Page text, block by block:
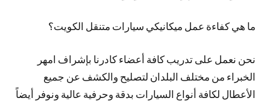
ما هي كفاءة عمل ميكانيكي سيارات متنقل الكويت؟
نحن نعمل على تدريب كافة أعضاء كادرنا بإشراف امهر
الخبراء من مختلف البلدان لتصليح والكشف عن جميع
الأعطال لكافة أنواع السيارات بدقة وحرفية عالية ونوفر أيضاً